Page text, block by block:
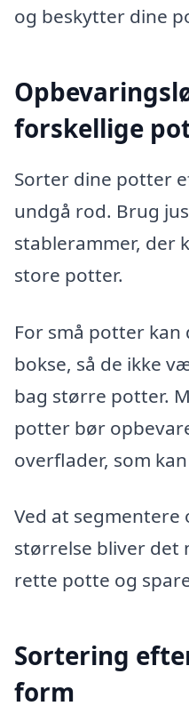
og beskytter dine
forskellige
Sorter dine potter
undgå rod. Brug
stablerammer, der
store potter.
For små potter
bokse, så de ikke
bag større potter.
potter bør
overflader, som
Ved at
størrelse bliver det
rette potte og
Sortering
form